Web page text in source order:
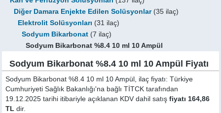
Diğer Damara Enjekte Edilen Solüsyonlar(35 ilaç)
Elektrolit Solüsyonları (31 ilaç)
Sodyum Bikarbonat (7 ilaç)
Sodyum Bikarbonat %8.4 10 ml 10 Ampül
Sodyum Bikarbonat %8.4 10 ml 10 Ampül Fiyatı
Sodyum Bikarbonat %8.4 10 ml 10 Ampül, ilaç fiyatı: Türkiye
Cumhuriyeti Sağlık Bakanlığı'na bağlı TİTCK tarafından
19.12.2025 tarihi itibariyle açıklanan KDV dahil satışfiyatı 164,86
TL dir.